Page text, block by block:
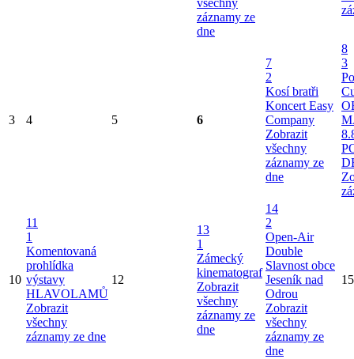
všechny
záznamy ze
dne
3 4 5 6
7
2
Kosí bratři
Koncert Easy
Company
Zobrazit
všechny
záznamy ze
dne
8
3
10
11
1
Komentovaná
prohlídka
výstavy
HLAVOLAMŮ
Zobrazit
všechny
záznamy ze dne
12
13
1
Zámecký
kinematograf
Zobrazit
všechny
záznamy ze
dne
14
2
Open-Air
Double
Slavnost obce
Jeseník nad
Odrou
Zobrazit
všechny
záznamy ze
dne
15